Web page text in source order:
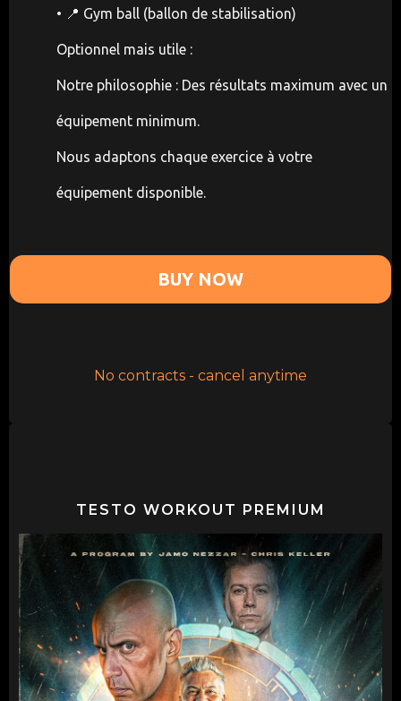
• 📍 Gym ball (ballon de stabilisation)
Optionnel mais utile :
Notre philosophie : Des résultats maximum avec un
équipement minimum.
Nous adaptons chaque exercice à votre
équipement disponible.
BUY NOW
No contracts - cancel anytime
TESTO WORKOUT PREMIUM